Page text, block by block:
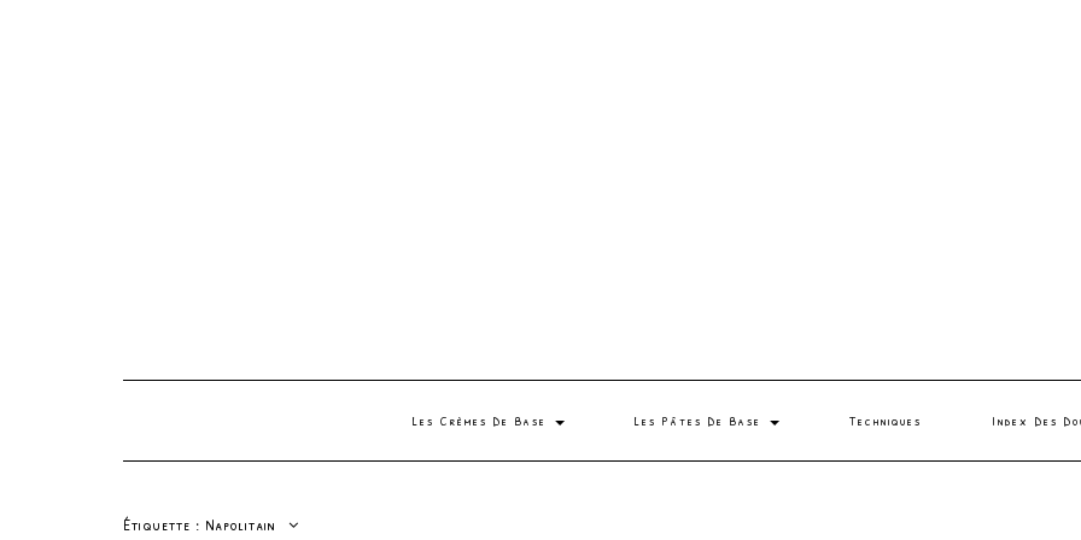
Les Crèmes De Base Les Pâtes De Base Techniques Index Des
Étiquette : Napolitain